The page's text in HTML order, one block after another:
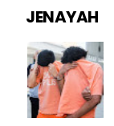
JENAYAH